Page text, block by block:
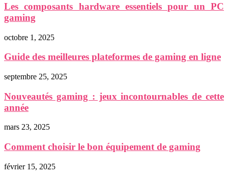
Les composants hardware essentiels pour un PC
gaming
octobre 1, 2025
Guide des meilleures plateformes de gaming en ligne
septembre 25, 2025
Nouveautés gaming : jeux incontournables de cette
année
mars 23, 2025
Comment choisir le bon équipement de gaming
février 15, 2025